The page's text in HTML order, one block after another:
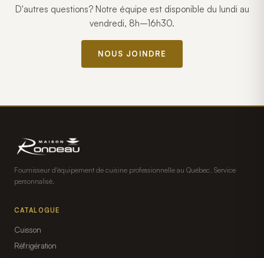
D'autres questions? Notre équipe est disponible du lundi au
vendredi, 8h–16h30.
NOUS JOINDRE
Fournisseur d'équipement de cuisine professionnelle au Québec. Service
personnalisé.
CATALOGUE
Cuisson
Réfrigération